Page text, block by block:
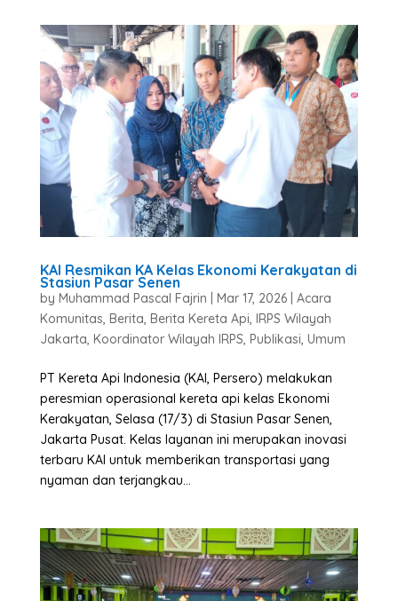
KAI Resmikan KA Kelas Ekonomi Kerakyatan di
Stasiun Pasar Senen
by Muhammad Pascal Fajrin Mar 17, 2026| Acara
Komunitas, Berita, Berita Kereta Api, IRPS Wilayah
Jakarta, Koordinator Wilayah IRPS, Publikasi, Umum
PT Kereta Api Indonesia (KAI, Persero) melakukan
peresmian operasional kereta api kelas Ekonomi
Kerakyatan, Selasa (17/3) di Stasiun Pasar Senen,
Jakarta Pusat. Kelas layanan ini merupakan inovasi
terbaru KAI untuk memberikan transportasi yang
nyaman dan terjangkau...